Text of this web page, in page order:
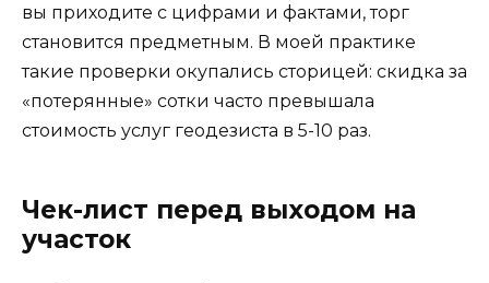
вы приходите с цифрами и фактами, торг
становится предметным. В моей практике
такие проверки окупались сторицей: скидка за
«потерянные» сотки часто превышала
стоимость услуг геодезиста в 5-10 раз.
Чек-лист перед выходом на
участок